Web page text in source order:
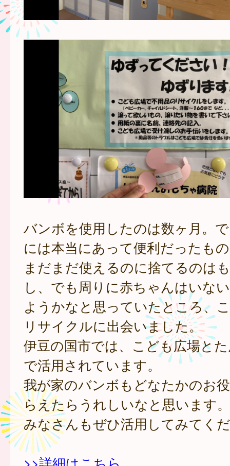
バンボを使用したのは数ヶ月。
には本当にあって便利だったも
まだまだ使えるのに捨てるのは
し、でも周りに赤ちゃんはいな
ようかなと思っていたところ、
リサイクルに出会いました。
伊豆の国市では、こども広場と
で活用されています。
我が家のバンボもどなたかのお
らえたらうれしいなと思います。
みなさんもぜひ活用してみてく